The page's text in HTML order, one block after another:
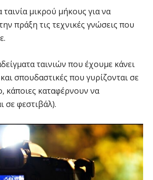
μικρού μήκους για να
πράξη τις τεχνικές γνώσεις που
ταινιών που έχουμε κάνει
σπουδαστικές που γυρίζονται σε
κάποιες καταφέρνουν να
σε φεστιβάλ).